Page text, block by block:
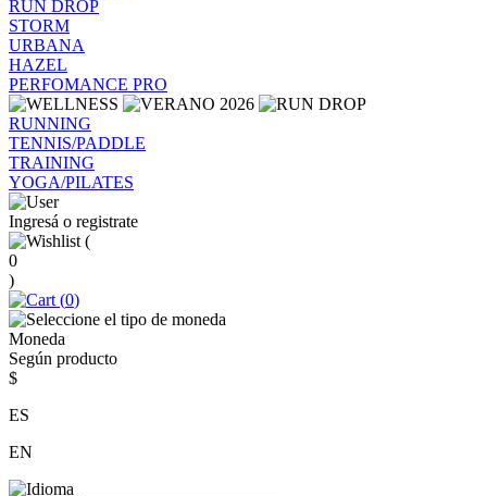
RUN DROP
STORM
URBANA
HAZEL
PERFOMANCE PRO
RUNNING
TENNIS/PADDLE
TRAINING
YOGA/PILATES
Ingresá o registrate
(
0
)
(0)
Moneda
Según producto
$
ES
EN